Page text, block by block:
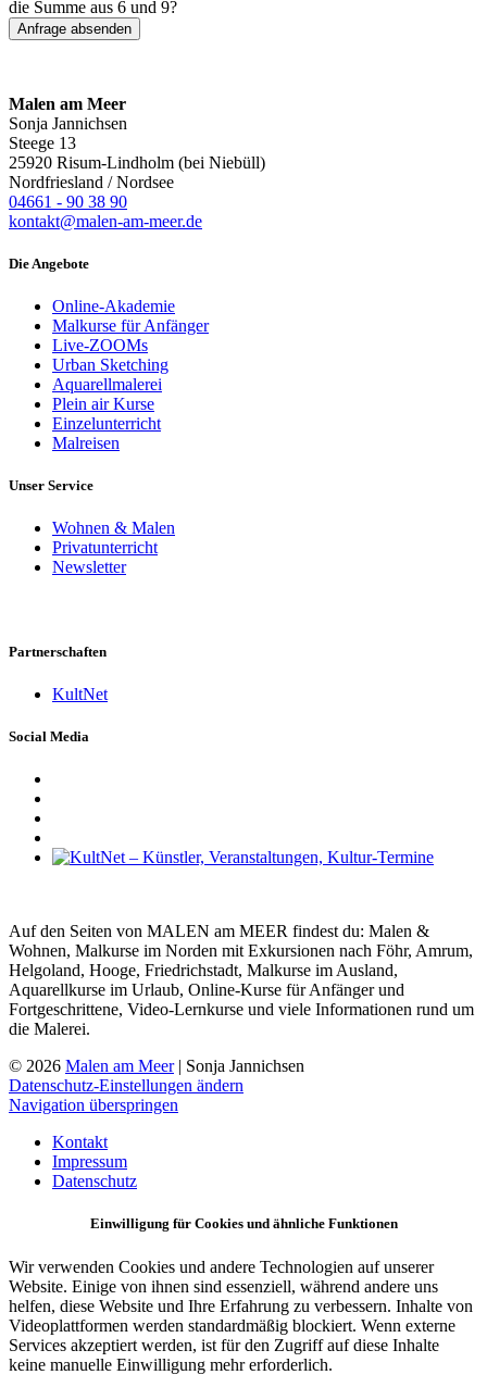
die Summe aus 6 und 9?
Anfrage absenden
Malen am Meer
Sonja Jannichsen
Steege 13
25920 Risum-Lindholm (bei Niebüll)
Nordfriesland / Nordsee
04661 - 90 38 90
kontakt@malen-am-meer.de
Die Angebote
Online-Akademie
Malkurse für Anfänger
Live-ZOOMs
Urban Sketching
Aquarellmalerei
Plein air Kurse
Einzelunterricht
Malreisen
Unser Service
Wohnen & Malen
Privatunterricht
Newsletter
Partnerschaften
KultNet
Social Media
Auf den Seiten von MALEN am MEER findest du: Malen &
Wohnen, Malkurse im Norden mit Exkursionen nach Föhr, Amrum,
Helgoland, Hooge, Friedrichstadt, Malkurse im Ausland,
Aquarellkurse im Urlaub, Online-Kurse für Anfänger und
Fortgeschrittene, Video-Lernkurse und viele Informationen rund um
die Malerei.
© 2026 Malen am Meer| Sonja Jannichsen
Datenschutz-Einstellungen ändern
Navigation überspringen
Kontakt
Impressum
Datenschutz
Einwilligung für Cookies und ähnliche Funktionen
Wir verwenden Cookies und andere Technologien auf unserer
Website. Einige von ihnen sind essenziell, während andere uns
helfen, diese Website und Ihre Erfahrung zu verbessern. Inhalte von
Videoplattformen werden standardmäßig blockiert. Wenn externe
Services akzeptiert werden, ist für den Zugriff auf diese Inhalte
keine manuelle Einwilligung mehr erforderlich.